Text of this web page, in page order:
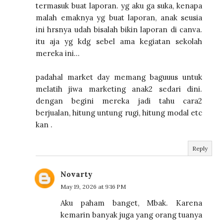
termasuk buat laporan. yg aku ga suka, kenapa
malah emaknya yg buat laporan, anak seusia
ini hrsnya udah bisalah bikin laporan di canva.
itu aja yg kdg sebel ama kegiatan sekolah
mereka ini...
padahal market day memang baguuus untuk
melatih jiwa marketing anak2 sedari dini.
dengan begini mereka jadi tahu cara2
berjualan, hitung untung rugi, hitung modal etc
kan .
Reply
Novarty
May 19, 2026 at 9:16 PM
Aku paham banget, Mbak. Karena
kemarin banyak juga yang orang tuanya